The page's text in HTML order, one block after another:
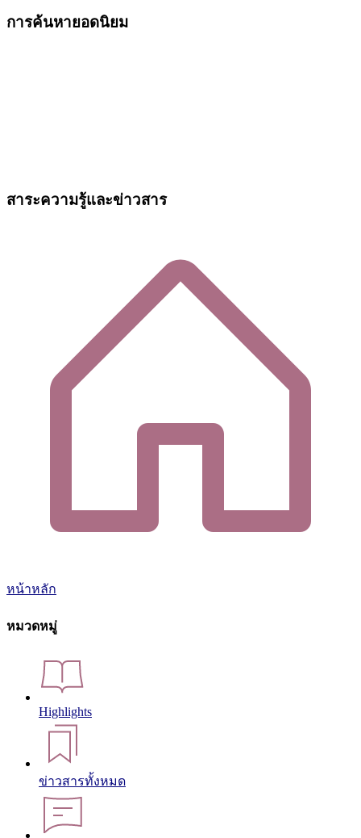
การค้นหายอดนิยม
สาระความรู้และข่าวสาร
หน้าหลัก
หมวดหมู่
Highlights
ข่าวสารทั้งหมด